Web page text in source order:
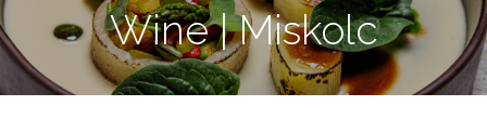
Wine | Miskolc